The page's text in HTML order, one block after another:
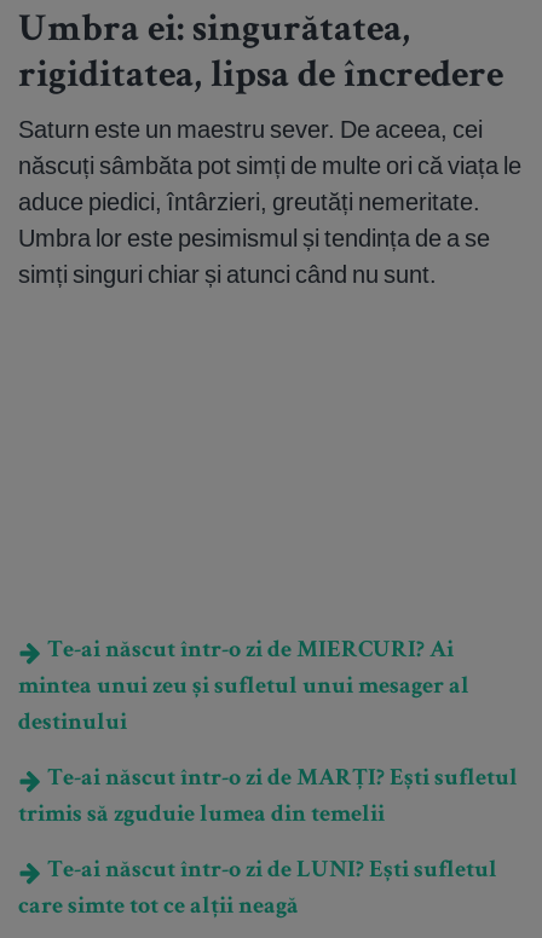
Umbra ei: singurătatea,
rigiditatea, lipsa de încredere
Saturn este un maestru sever. De aceea, cei
născuți sâmbăta pot simți de multe ori că viața le
aduce piedici, întârzieri, greutăți nemeritate.
Umbra lor este pesimismul și tendința de a se
simți singuri chiar și atunci când nu sunt.
Te-ai născut într-o zi de MIERCURI? Ai
mintea unui zeu și sufletul unui mesager al
destinului
Te-ai născut într-o zi de MARȚI? Ești sufletul
trimis să zguduie lumea din temelii
Te-ai născut într-o zi de LUNI? Ești sufletul
care simte tot ce alții neagă